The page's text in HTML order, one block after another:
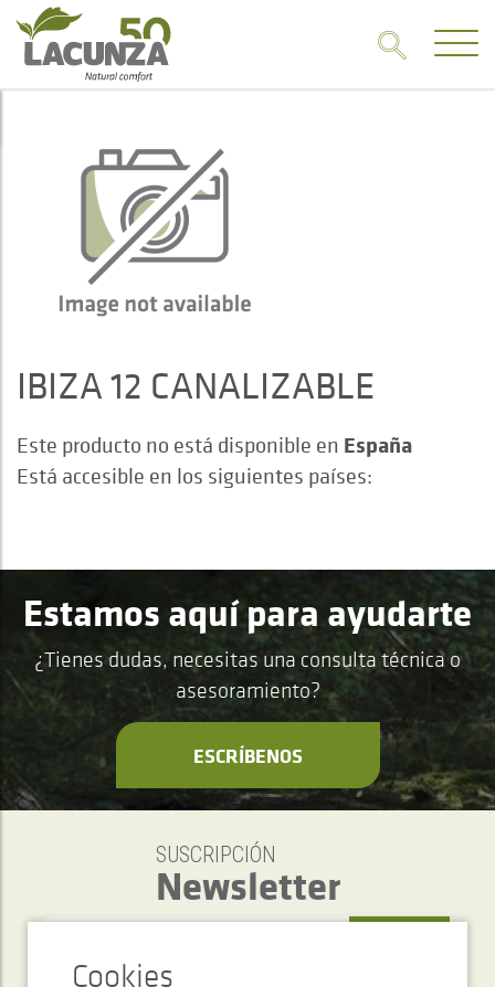
IBIZA 12 CANALIZABLE
Este producto no está disponible en España
Está accesible en los siguientes países:
Estamos aquí para ayudarte
¿Tienes dudas, necesitas una consulta técnica o
asesoramiento?
ESCRÍBENOS
SUSCRIPCIÓN
Newsletter